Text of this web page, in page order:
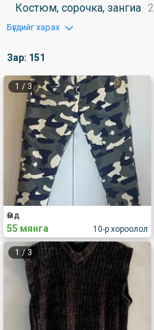
Костюм, сорочка, зангиа 2
Бүгдийг харах
Зар: 151
1 / 3
10-р хороолол
Өмд
55 мянга
1 /3